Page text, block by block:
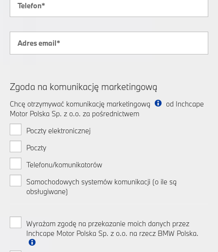
Zgoda na komunikację marketingową
Chcę otrzymywać komunikację marketingową
od Inchcape
Motor Polska Sp. z o.o. za pośrednictwem
Poczty elektronicznej
Poczty
Telefonu/komunikatorów
Samochodowych systemów komunikacji (o ile są
obsługiwane)
Wyrażam zgodę na przekazanie moich danych przez
Inchcape Motor Polska Sp. z o.o. na rzecz BMW Polska.